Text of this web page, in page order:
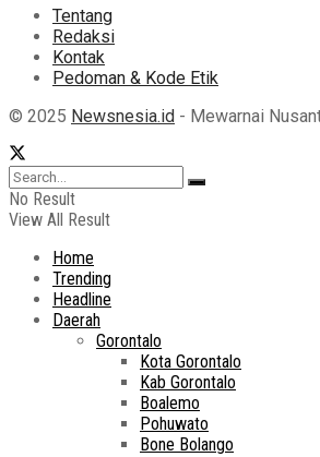
Tentang
Redaksi
Kontak
Pedoman & Kode Etik
© 2025 Newsnesia.id - Mewarnai
No Result
View All Result
Home
Trending
Headline
Daerah
Gorontalo
Kota Gorontalo
Kab Gorontalo
Boalemo
Pohuwato
Bone Bolango